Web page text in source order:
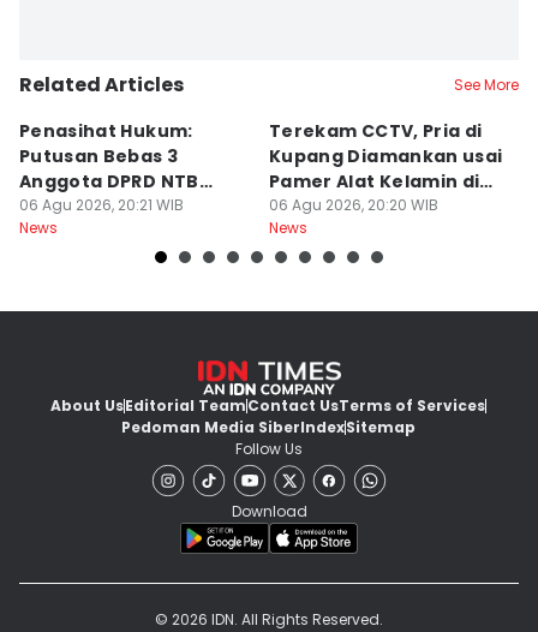
Related Articles See More
Penasihat Hukum:
Putusan Bebas 3
Anggota DPRD NTB
Bersifat Final
06 Agu 2026, 20:21 WIB
News
Terekam CCTV, Pria di
Kupang Diamankan usai
Pamer Alat Kelamin di
Kios
06 Agu 2026, 20:20 WIB
News
About UsEditorial TeamContact UsTerms of Services
Pedoman Media SiberIndexSitemap
Follow Us
Download
© 2026 IDN. All Rights Reserved.